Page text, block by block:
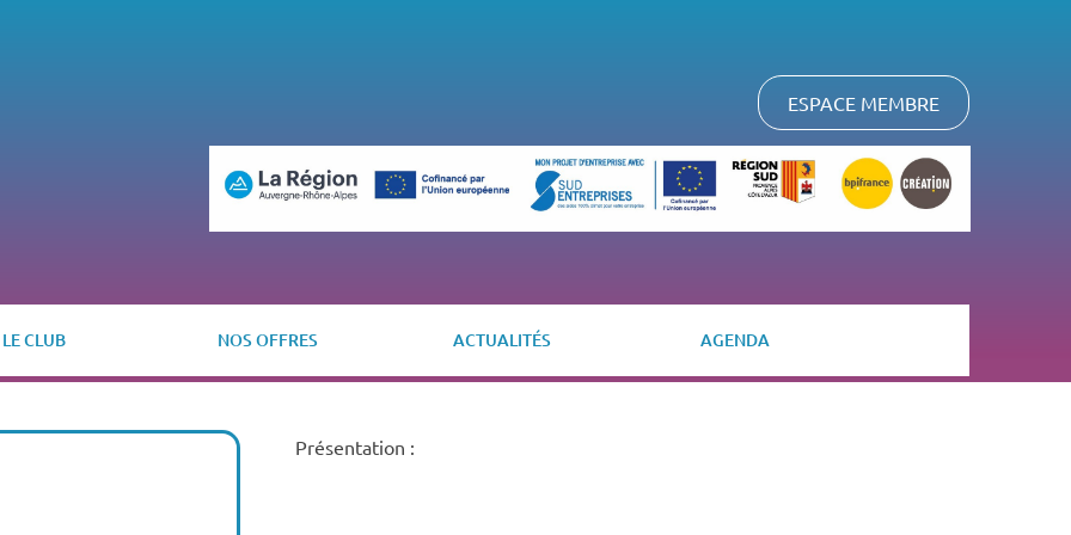
ESPACE MEMBRE
LE CLUB NOS OFFRES ACTUALITÉS AGENDA
Présentation :